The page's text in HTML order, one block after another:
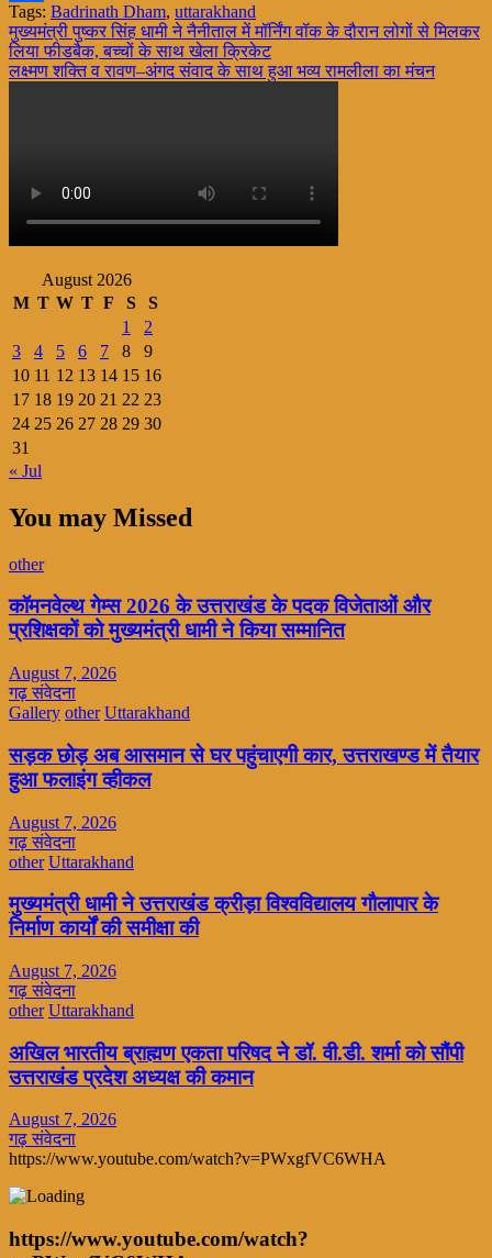
Share
Tags: Badrinath Dham, uttarakhand
Post
navigation
मुख्यमंत्री पुष्कर सिंह धामी ने नैनीताल में मॉर्निंग वॉक के दौरान लोगों से मिलकर
लिया फीडबैक, बच्चों के साथ खेला क्रिकेट
लक्ष्मण शक्ति व रावण–अंगद संवाद के साथ हुआ भव्य रामलीला का मंचन
August 2026
M T W T F S
S
1
2
3
4 5 6 7 8
9
10 11 12 13 14 15 16
17 18 19 20 21 22 23
24 25 26 27 28 29 30
31
« Jul
You may Missed
other
कॉमनवेल्थ गेम्स 2026 के उत्तराखंड के पदक विजेताओं और
प्रशिक्षकों को मुख्यमंत्री धामी ने किया सम्मानित
August 7, 2026
गढ़ संवेदना
Gallery other Uttarakhand
सड़क छोड़ अब आसमान से घर पहुंचाएगी कार, उत्तराखण्ड में तैयार
हुआ फलाइंग व्हीकल
August 7, 2026
गढ़ संवेदना
other Uttarakhand
मुख्यमंत्री धामी ने उत्तराखंड क्रीड़ा विश्वविद्यालय गौलापार के
निर्माण कार्यों की समीक्षा की
August 7, 2026
गढ़ संवेदना
other Uttarakhand
अखिल भारतीय ब्राह्मण एकता परिषद ने डॉ. वी.डी. शर्मा को सौंपी
उत्तराखंड प्रदेश अध्यक्ष की कमान
August 7, 2026
गढ़ संवेदना
https://www.youtube.com/watch?v=PWxgfVC6WHA
https://www.youtube.com/watch?